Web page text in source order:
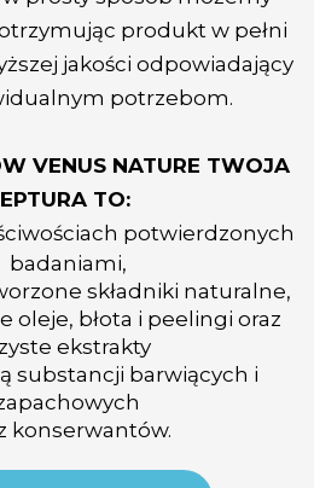
produkt w pełni
jakości odpowiadający
potrzebom.
VENUS NATURE TWOJA
TO:
potwierdzonych
badaniami,
składniki naturalne,
oleje, błota i peelingi oraz
ekstrakty
substancji barwiących i
konserwantów.